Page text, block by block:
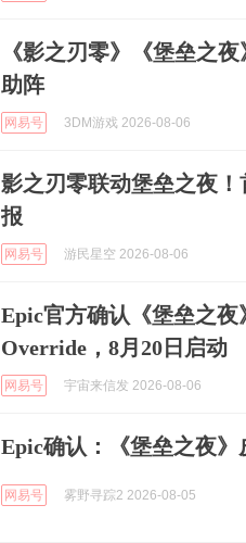
《影之刃零》《堡垒之
助阵
网易号 3DM游戏 2026-08-06
影之刃零联动堡垒之夜
报
网易号 游民星空 2026-08-06
Epic官方确认《堡垒之夜
Override，8月20日启动
网易号 宇宙来信发 2026-08-06
Epic确认：《堡垒之夜
网易号 雾野寻踪2 2026-08-05